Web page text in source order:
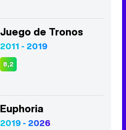
Juego de Tronos
2011 - 2019
8,2
Euphoria
2019 - 2026